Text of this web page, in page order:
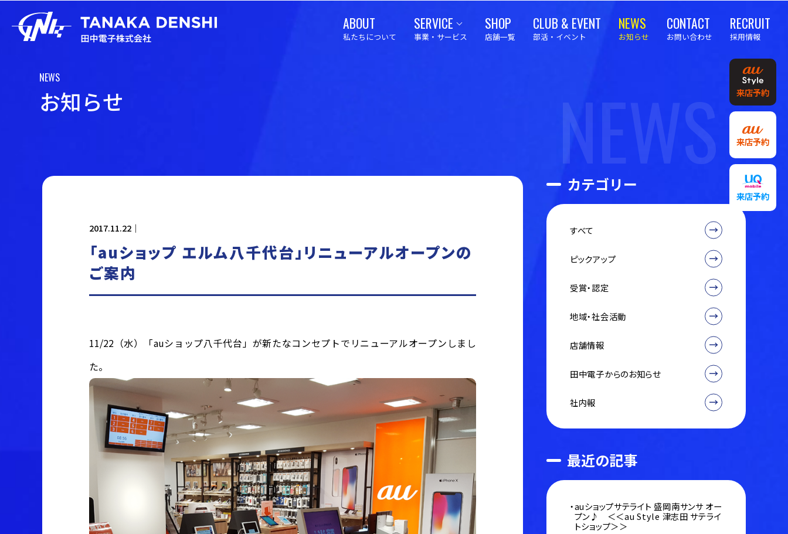
ABOUT
私たちについて
SERVICE
事業・サービス
SHOP
店舗一覧
CLUB & EVENT
部活・イベント
NEWS
お知らせ
CONTACT
お問い合わせ
RECRUIT
採用情報
来店予約
来店予約
来店予約
NEWS
お知らせ NEWS
2017.11.22｜
「auショップ エルム八千代台」リニューアルオープンの
ご案内
11/22（水）「auショップ八千代台」が新たなコンセプトでリニューアルオープンしまし
た。
カテゴリー
すべて
ピックアップ
受賞・認定
地域・社会活動
店舗情報
田中電子からのお知らせ
社内報
最近の記事
auショップサテライト 盛岡南サンサ オー
プン♪ ＜＜au Style 津志田 サテライ
トショップ＞＞